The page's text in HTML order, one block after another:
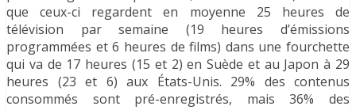
que ceux-ci regardent en moyenne 25 heures de
télévision par semaine (19 heures d’émissions
programmées et 6 heures de films) dans une fourchette
qui va de 17 heures (15 et 2) en Suède et au Japon à 29
heures (23 et 6) aux États-Unis. 29% des contenus
consommés sont pré-enregistrés, mais 36% des